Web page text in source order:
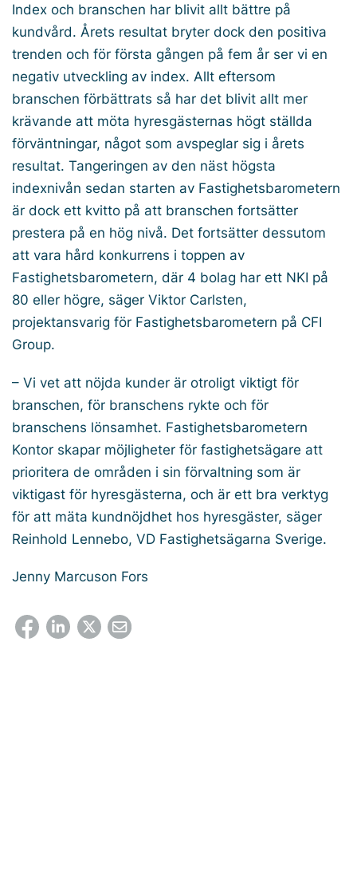
Index och branschen har blivit allt bättre på
kundvård. Årets resultat bryter dock den positiva
trenden och för första gången på fem år ser vi en
negativ utveckling av index. Allt eftersom
branschen förbättrats så har det blivit allt mer
krävande att möta hyresgästernas högt ställda
förväntningar, något som avspeglar sig i årets
resultat. Tangeringen av den näst högsta
indexnivån sedan starten av Fastighetsbarometern
är dock ett kvitto på att branschen fortsätter
prestera på en hög nivå. Det fortsätter dessutom
att vara hård konkurrens i toppen av
Fastighetsbarometern, där 4 bolag har ett NKI på
80 eller högre, säger Viktor Carlsten,
projektansvarig för Fastighetsbarometern på CFI
Group.
– Vi vet att nöjda kunder är otroligt viktigt för
branschen, för branschens rykte och för
branschens lönsamhet. Fastighetsbarometern
Kontor skapar möjligheter för fastighetsägare att
prioritera de områden i sin förvaltning som är
viktigast för hyresgästerna, och är ett bra verktyg
för att mäta kundnöjdhet hos hyresgäster, säger
Reinhold Lennebo, VD Fastighetsägarna Sverige.
Jenny Marcuson Fors